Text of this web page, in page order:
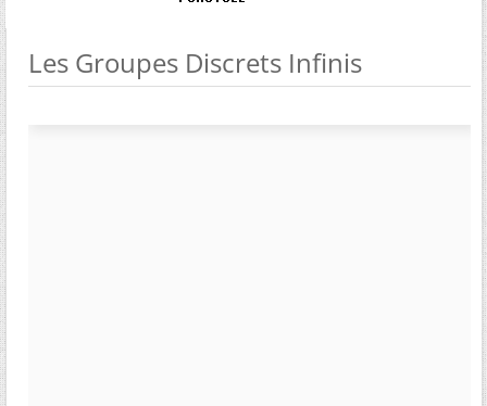
Les Groupes Discrets Infinis